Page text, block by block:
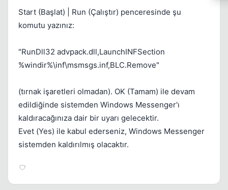
Start (Başlat) | Run (Çalıştır) penceresinde şu
komutu yazınız:
"RunDll32 advpack.dll,LaunchINFSection
%windir%\inf\msmsgs.inf,BLC.Remove"
(tırnak işaretleri olmadan). OK (Tamam) ile devam
edildiğinde sistemden Windows Messenger'ı
kaldıracağınıza dair bir uyarı gelecektir.
Evet (Yes) ile kabul ederseniz, Windows Messenger
sistemden kaldırılmış olacaktır.